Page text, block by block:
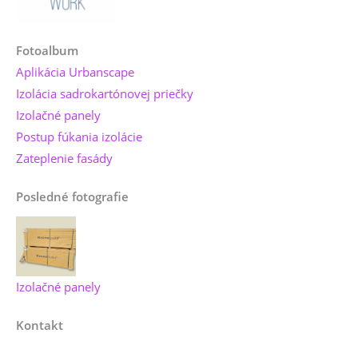
Fotoalbum
Aplikácia Urbanscape
Izolácia sadrokartónovej priečky
Izolačné panely
Postup fúkania izolácie
Zateplenie fasády
Posledné fotografie
Izolačné panely
Kontakt